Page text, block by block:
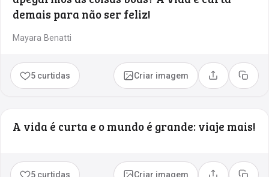
demais para não ser feliz!
Mayara Benatti
5 curtidas Criar imagem Compartilhar
Copiar
A vida é curta e o mundo é grande: viaje mais!
5 curtidas Criar imagem